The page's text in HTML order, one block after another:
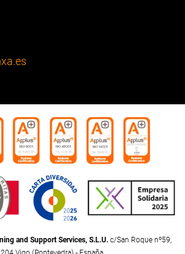
and Support Services, S.L.U.c/San Roque nº59,